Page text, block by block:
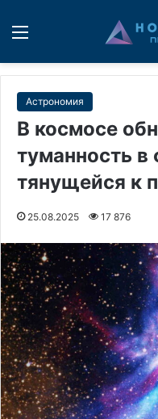
Астрономия
В космосе
туманность
тянущейся к
25.08.2025 17 876